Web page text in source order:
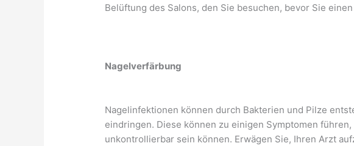
Belüftung des Salons, den Sie besuchen, bevor Sie
Nagelverfärbung
Nagelinfektionen können durch Bakterien und Pilze
eindringen. Diese können zu einigen Symptomen
unkontrollierbar sein können. Erwägen Sie, Ihren Arzt